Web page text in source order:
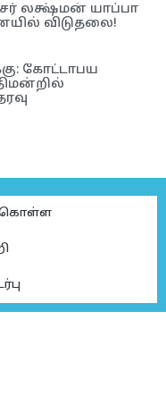
லக்ஷ்மன் யாப்பா
விடுதலை!
கோட்டாபய
கொள்ள